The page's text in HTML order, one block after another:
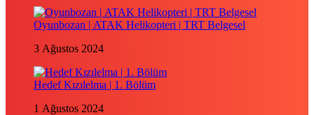
Oyunbozan | ATAK Helikopteri | TRT Belgesel
3 Ağustos 2024
Hedef Kızılelma | 1. Bölüm
1 Ağustos 2024